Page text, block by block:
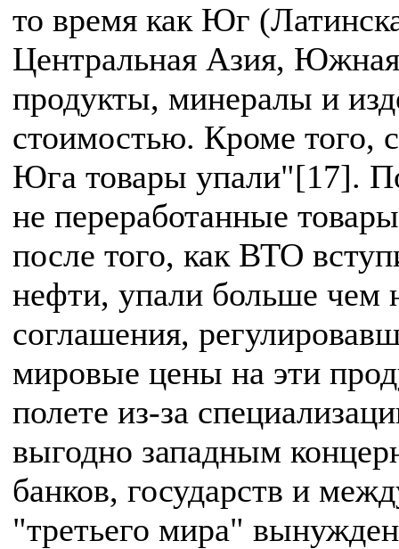
то время как Юг
Центральная Азия,
продукты, минералы и
стоимостью. Кроме того,
Юга товары упали"[17].
не переработанные
после того, как ВТО
нефти, упали больше чем
соглашения,
мировые цены на эти
полете из-за
выгодно западным
банков, государств и
"третьего мира"